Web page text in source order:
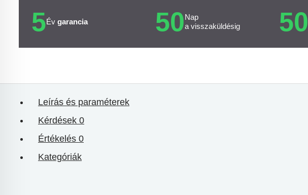
5Év garancia 50Nap
a visszaküldésig
50
Leírás és paraméterek
Kérdések 0
Értékelés 0
Kategóriák